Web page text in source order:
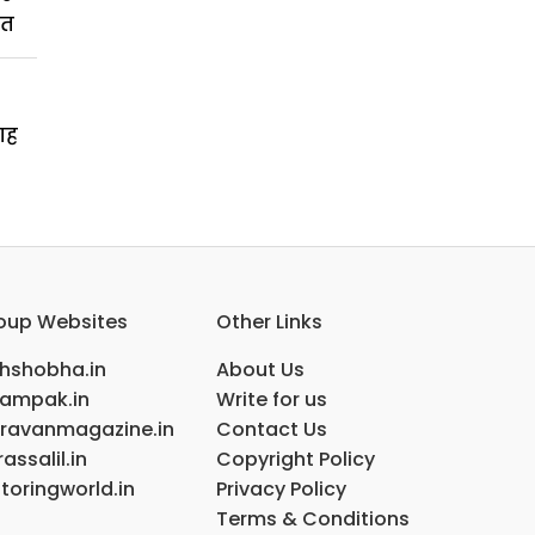
Websites
Other Links
About Us
Write for us
Contact Us
Copyright Policy
Privacy Policy
Terms & Conditions